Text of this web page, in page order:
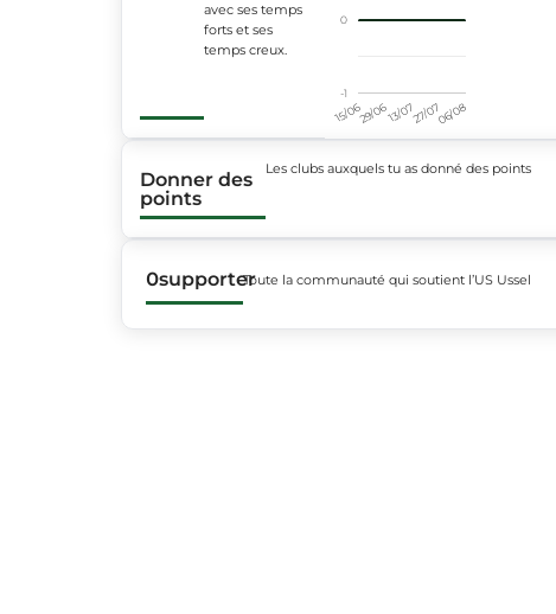
avec ses temps
forts et ses
temps creux.
15/0629/0613/0727/0706/08
-1
0
Donner des
points
Les clubs auxquels tu as donné des points
0supporterToute la communauté qui soutient l’US Ussel